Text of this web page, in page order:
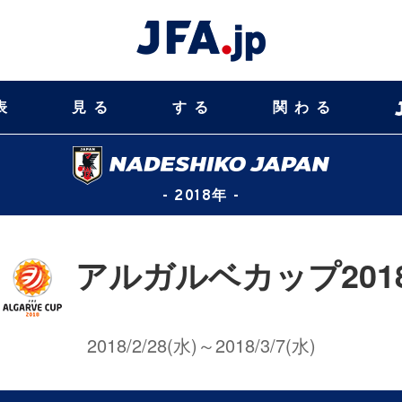
見る する 関わる
- 2018年 -
アルガルベカップ
2018/2/28(水)～2018/3/7(水)